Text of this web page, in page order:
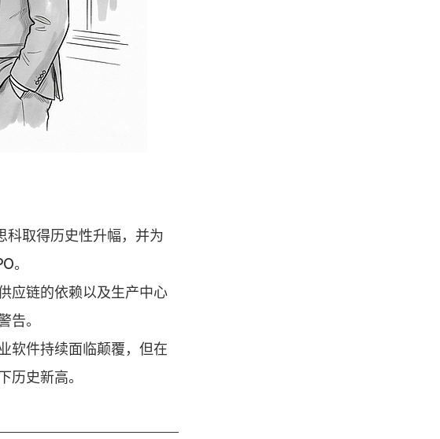
科取得历史性升幅，并为
。
应链的依赖以及生产中心
告。
软件持续面临颠覆，但在
历史新高。